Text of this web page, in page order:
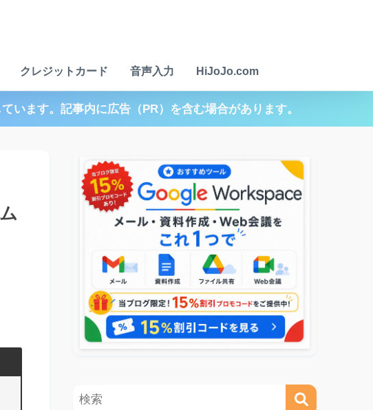
クレジットカード 音声入力 HiJoJo.com
います。記事内に広告（PR）を含む場合があります。